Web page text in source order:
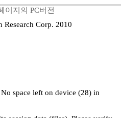
이지의 PC버전
Research Corp. 2010
space left on device (28) in